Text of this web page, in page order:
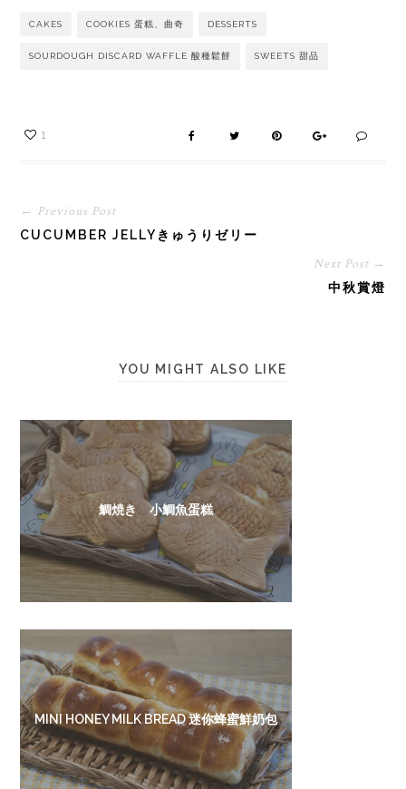
CAKES COOKIES 蛋糕、曲奇 DESSERTS
SOURDOUGH DISCARD WAFFLE 酸種鬆餅 SWEETS 甜品
1
← Previous Post
CUCUMBER JELLYきゅうりゼリー
Next Post →
中秋賞燈
YOU MIGHT ALSO LIKE
鯛焼き 小鯛魚蛋糕
MINI HONEY MILK BREAD 迷你蜂蜜鮮奶包